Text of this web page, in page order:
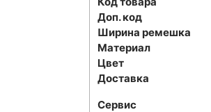
Доп. код
Ширина ремешка
Материал
Цвет
Доставка
Сервис